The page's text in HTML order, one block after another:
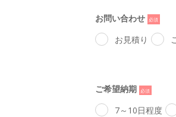
お問い合わせ
*
お見積り
ご希望納期
*
7～10日程度